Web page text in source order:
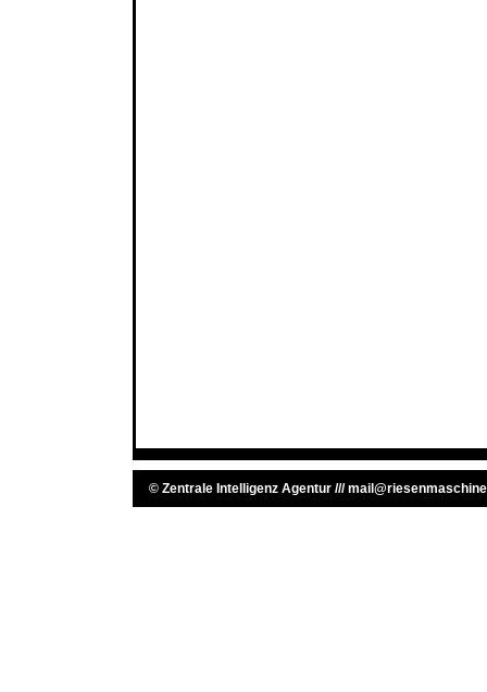
© Zentrale Intelligenz Agentur ///